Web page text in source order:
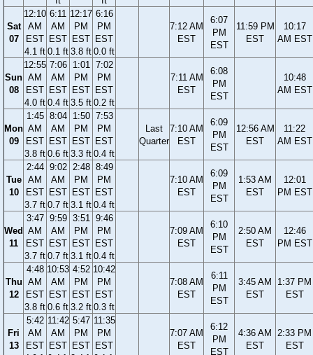
Sat
07
12:10
AM
EST
4.1 ft
6:11
AM
EST
0.1 ft
12:17
PM
EST
3.8 ft
6:16
PM
EST
0.0 ft
7:12 AM
EST
6:07
PM
EST
11:59 PM
EST
10:17
AM EST
Sun
08
12:55
AM
EST
4.0 ft
7:06
AM
EST
0.4 ft
1:01
PM
EST
3.5 ft
7:02
PM
EST
0.2 ft
7:11 AM
EST
6:08
PM
EST
10:48
AM EST
Mon
09
1:45
AM
EST
3.8 ft
8:04
AM
EST
0.6 ft
1:50
PM
EST
3.3 ft
7:53
PM
EST
0.4 ft
Last
Quarter
7:10 AM
EST
6:09
PM
EST
12:56 AM
EST
11:22
AM EST
Tue
10
2:44
AM
EST
3.7 ft
9:02
AM
EST
0.7 ft
2:48
PM
EST
3.1 ft
8:49
PM
EST
0.4 ft
7:10 AM
EST
6:09
PM
EST
1:53 AM
EST
12:01
PM EST
Wed
11
3:47
AM
EST
3.7 ft
9:59
AM
EST
0.7 ft
3:51
PM
EST
3.1 ft
9:46
PM
EST
0.4 ft
7:09 AM
EST
6:10
PM
EST
2:50 AM
EST
12:46
PM EST
Thu
12
4:48
AM
EST
3.8 ft
10:53
AM
EST
0.6 ft
4:52
PM
EST
3.2 ft
10:42
PM
EST
0.3 ft
7:08 AM
EST
6:11
PM
EST
3:45 AM
EST
1:37 PM
EST
Fri
13
5:42
AM
EST
11:42
AM
EST
5:47
PM
EST
11:35
PM
EST
7:07 AM
EST
6:12
PM
EST
4:36 AM
EST
2:33 PM
EST